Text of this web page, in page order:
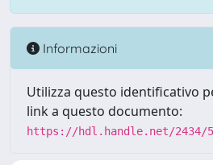
Informazioni
Utilizza questo identificativo
link a questo documento:
https://hdl.handle.net/2434/